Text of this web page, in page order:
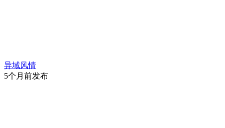
异域风情
5个月前发布